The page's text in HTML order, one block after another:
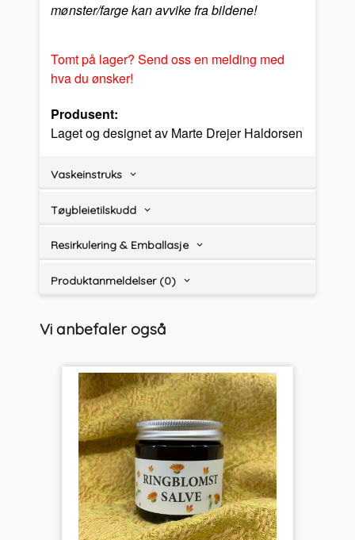
mønster/farge kan avvike fra bildene!
Tomt på lager? Send oss en melding med
hva du ønsker!
Produsent:
Laget og designet av Marte Drejer Haldorsen
Vaskeinstruks
Tøybleietilskudd
Resirkulering & Emballasje
Produktanmeldelser (0)
Vi anbefaler også